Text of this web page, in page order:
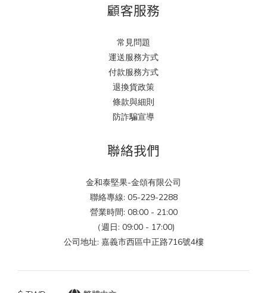
顧客服務
常見問題
運送服務方式
付款服務方式
退換貨政策
條款與細則
防詐騙宣導
聯絡我們
金和泰堅果-金頌有限公司
聯絡專線: 05-229-2288
營業時間: 08:00 - 21:00
（週日: 09:00 - 17:00)
公司地址: 嘉義市西區中正路716號4樓